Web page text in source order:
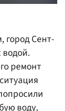
город Сент-
ремонт
воду,